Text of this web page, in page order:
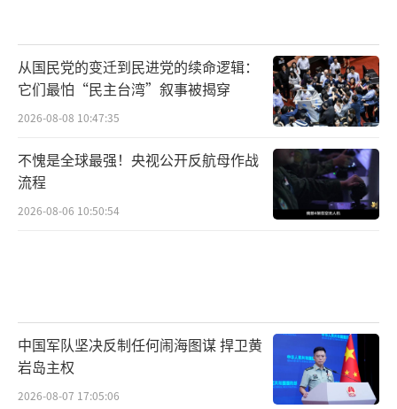
从国民党的变迁到民进党的续命逻辑：
它们最怕“民主台湾”叙事被揭穿
2026-08-08 10:47:35
不愧是全球最强！央视公开反航母作战
流程
2026-08-06 10:50:54
中国军队坚决反制任何闹海图谋 捍卫黄
岩岛主权
2026-08-07 17:05:06